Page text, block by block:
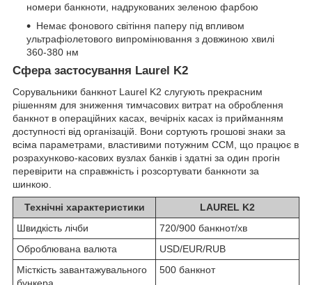
номери банкноти, надрукованих зеленою фарбою
Немає фонового світіння паперу під впливом
ультрафіолетового випромінювання з довжиною хвилі
360-380 нм
Сфера застосування Laurel K2
Сорувальники банкнот Laurel K2 слугують прекрасним
рішенням для зниження тимчасових витрат на оброблення
банкнот в операційних касах, вечірніх касах із прийманням
доступності від організацій. Вони сортують грошові знаки за
всіма параметрами, властивими потужним ССМ, що працює в
розрахунково-касових вузлах банків і здатні за один прогін
перевірити на справжність і розсортувати банкноти за
шинкою.
Технічні характеристики
LAUREL K2
Швидкість лічби
720/900 банкнот/хв
Оброблювана валюта
USD/EUR/RUB
Місткість завантажувального
бункера
500 банкнот